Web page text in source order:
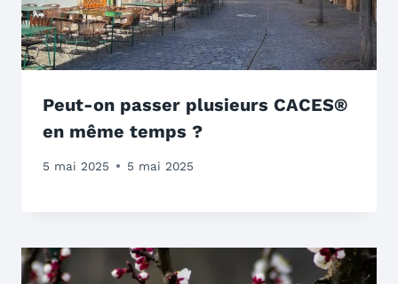
Peut-on passer plusieurs CACES®
en même temps ?
5 mai 2025 5 mai 2025